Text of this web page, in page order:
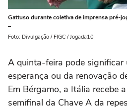
Gattuso durante coletiva de imprensa pré-
–
Foto: Divulgação / FIGC / Jogada10
A quinta-feira pode significar
esperança ou da renovação
Em Bérgamo, a Itália recebe
semifinal da Chave A da